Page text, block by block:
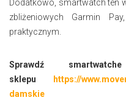
Dodatkowo, smartwatch ten
zbliżeniowych Garmin
praktycznym.
Sprawdź
sklepu
https://
damskie